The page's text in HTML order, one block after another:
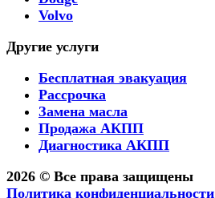
Volvo
Другие услуги
Бесплатная эвакуация
Рассрочка
Замена масла
Продажа АКПП
Диагностика АКПП
2026 © Все права защищены
Политика конфиденциальности